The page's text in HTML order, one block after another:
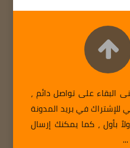
البقاء على تواصل دائم ،
للإشتراك في بريد المدونة
بأول ، كما يمكنك إرسال